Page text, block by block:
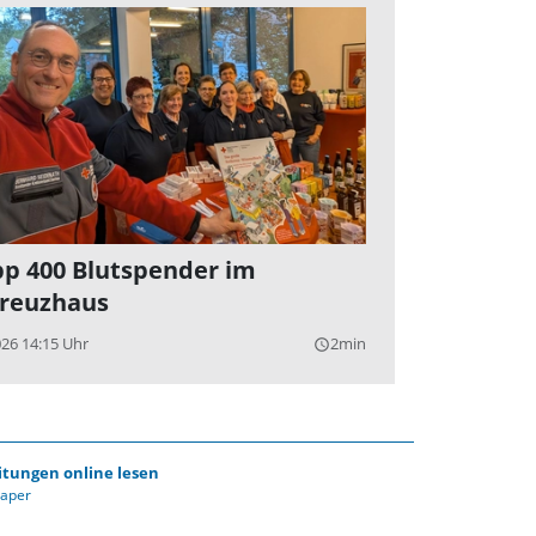
400 Blutspender im
14:15 Uhr query_builder2min
online lesen